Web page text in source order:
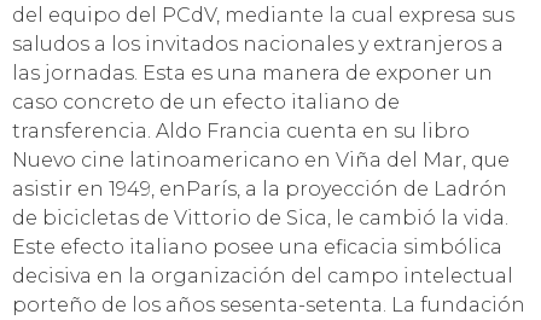
del equipo del PCdV, mediante la cual expresa sus
saludos a los invitados nacionales y extranjeros a
las jornadas. Esta es una manera de exponer un
caso concreto de un efecto italiano de
transferencia. Aldo Francia cuenta en su libro
Nuevo cine latinoamericano en Viña del Mar, que
asistir en 1949, enParís, a la proyección de Ladrón
de bicicletas de Vittorio de Sica, le cambió la vida.
Este efecto italiano posee una eficacia simbólica
decisiva en la organización del campo intelectual
porteño de los años sesenta-setenta. La fundación